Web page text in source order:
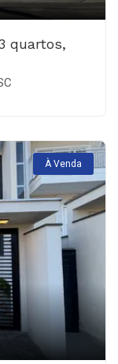
quartos,
À Venda